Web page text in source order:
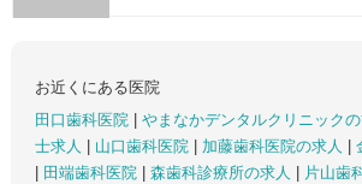
お近くにある医院
田口歯科医院
やまなかデンタルクリニック
士求人
山口歯科医院 加藤歯科医院の求人
田端歯科医院 森歯科診療所の求人 片山歯